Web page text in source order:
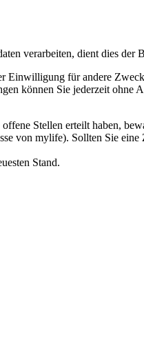
verarbeiten, dient dies
Einwilligung für andere
können Sie jederzeit ohne
Stellen erteilt haben,
von mylife). Sollten Sie
Stand.